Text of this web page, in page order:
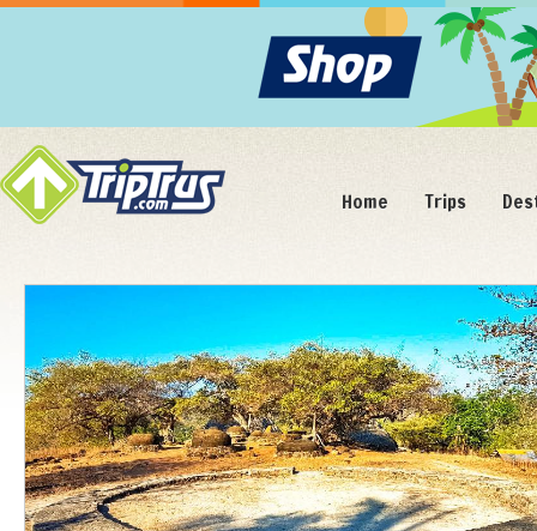
Home Trips